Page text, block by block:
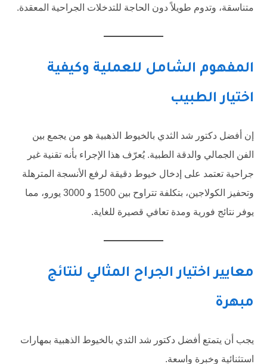
متناسقة، وتدوم طويلاً دون الحاجة للتدخلات الجراحية المعقدة.
المفهوم الشامل للعملية وكيفية
اختيار الطبيب
إن أفضل دكتور شد الثدي بالخيوط الذهبية هو من يجمع بين
الفن الجمالي والدقة الطبية. يُعرّف هذا الإجراء بأنه تقنية غير
جراحية تعتمد على إدخال خيوط دقيقة لرفع الأنسجة المترهلة
وتحفيز الكولاجين، بتكلفة تتراوح بين 1500 و 3000 يورو، مما
يوفر نتائج فورية ومدة تعافي قصيرة للغاية.
معايير اختيار الجراح المثالي لنتائج
مبهرة
يجب أن يتمتع أفضل دكتور شد الثدي بالخيوط الذهبية بمهارات
استثنائية وخبرة واسعة.